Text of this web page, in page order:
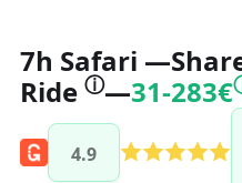
7h Safari —
Ride ⓘ—31-283€
4.9